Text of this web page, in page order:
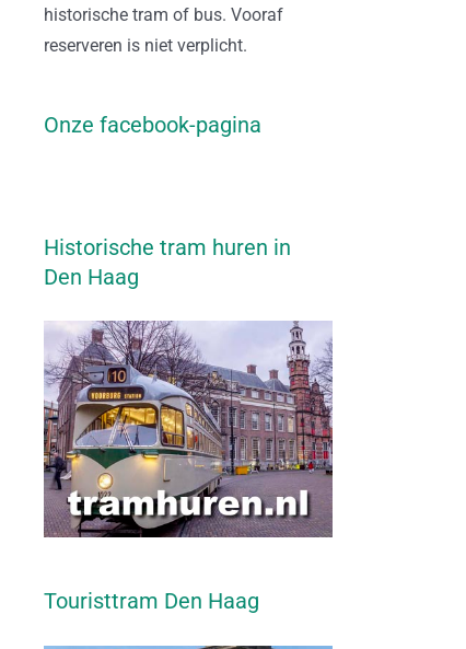
historische tram of bus. Vooraf
reserveren is niet verplicht.
Onze facebook-pagina
Historische tram huren in
Den Haag
Touristtram Den Haag